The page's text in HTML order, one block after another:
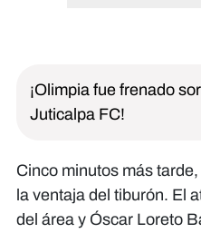
¡Olimpia fue frenado
Juticalpa FC!
Cinco minutos más tarde,
la ventaja del tiburón. El
del área y Óscar Loreto